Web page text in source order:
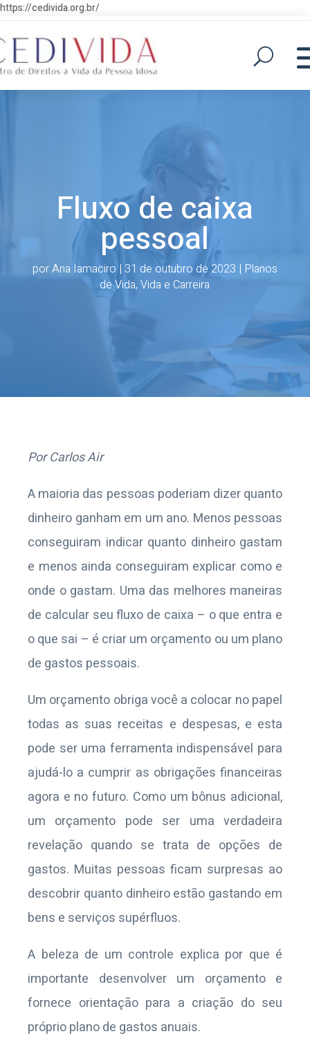
https://cedivida.org.br/
Fluxo de caixa
pessoal
porAna Iamaciro| 31 de outubro de 2023 | Planos
de Vida,Vida e Carreira
Por Carlos Air
A maioria das pessoas poderiam dizer quanto
dinheiro ganham em um ano. Menos pessoas
conseguiram indicar quanto dinheiro gastam
e menos ainda conseguiram explicar como e
onde o gastam. Uma das melhores maneiras
de calcular seu fluxo de caixa – o que entra e
o que sai – é criar um orçamento ou um plano
de gastos pessoais.
Um orçamento obriga você a colocar no papel
todas as suas receitas e despesas, e esta
pode ser uma ferramenta indispensável para
ajudá-lo a cumprir as obrigações financeiras
agora e no futuro. Como um bônus adicional,
um orçamento pode ser uma verdadeira
revelação quando se trata de opções de
gastos. Muitas pessoas ficam surpresas ao
descobrir quanto dinheiro estão gastando em
bens e serviços supérfluos.
A beleza de um controle explica por que é
importante desenvolver um orçamento e
fornece orientação para a criação do seu
próprio plano de gastos anuais.